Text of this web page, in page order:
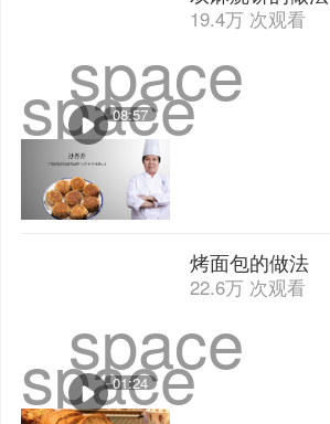
space
space
08:57
19.4万 次观看
space
space
01:24
烤面包的做法
22.6万 次观看